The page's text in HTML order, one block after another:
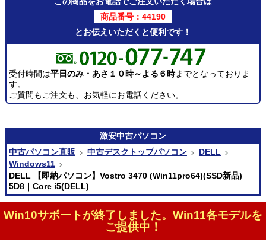
商品番号：44190
とお伝えいただくと便利です！
受付時間は平日のみ・あさ１０時～よる６時までとなっておりま
す。
ご質問もご注文も、お気軽にお電話ください。
激安中古パソコン
中古パソコン直販
中古デスクトップパソコン
DELL
Windows11
DELL 【即納パソコン】Vostro 3470 (Win11pro64)(SSD新品)
5D8｜Core i5(DELL)
Win10サポートが終了しました。Win11各モデルを
ご提供中！